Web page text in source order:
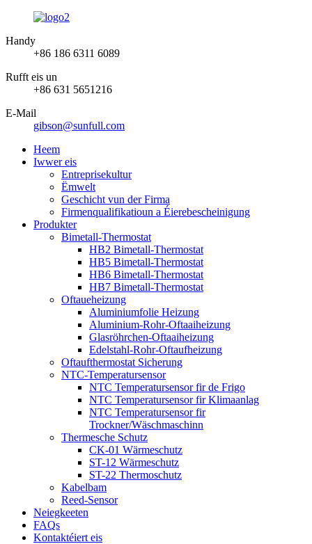
Handy
+86 186 6311 6089
Rufft eis un
+86 631 5651216
E-Mail
gibson@sunfull.com
Heem
Iwwer eis
Entreprisekultur
Ëmwelt
Geschicht vun der Firma
Firmenqualifikatioun a Éierebescheinigung
Produkter
Bimetall-Thermostat
HB2 Bimetall-Thermostat
HB5 Bimetall-Thermostat
HB6 Bimetall-Thermostat
HB7 Bimetall-Thermostat
Oftaueheizung
Aluminiumfolie Heizung
Aluminium-Rohr-Oftaaiheizung
Glasröhrchen-Oftaaiheizung
Edelstahl-Rohr-Oftaufheizung
Oftaufthermostat Sicherung
NTC-Temperatursensor
NTC Temperatursensor fir de Frigo
NTC Temperatursensor fir Klimaanlag
NTC Temperatursensor fir
Trockner/Wäschmaschinn
Thermesche Schutz
CK-01 Wärmeschutz
ST-12 Wärmeschutz
ST-22 Thermoschutz
Kabelbam
Reed-Sensor
Neiegkeeten
FAQs
Kontaktéiert eis